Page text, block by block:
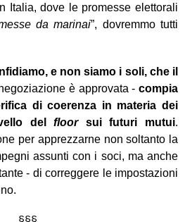
Italia, dove le promesse elettorali
da marinai”, dovremmo tutti
e non siamo i soli, che il
è approvata -compia
di coerenza in materia dei
delfloor sui futuri mutui.
per apprezzarne non soltanto la
assunti con i soci, ma anche
- di correggere le impostazioni